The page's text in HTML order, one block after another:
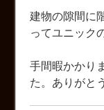
建物の隙間に
ってユニック
手間暇かかり
た。ありがと